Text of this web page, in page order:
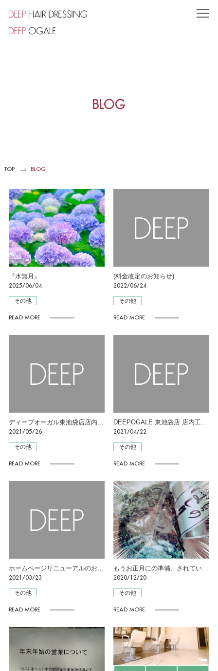
小竹向原店
VOICE
COUPON
BLOG
NEWS
BLOG
TOP BLOG
『水無月』
2025/06/04
その他
READ MORE
(料金改定のお知らせ)
2022/06/24
その他
READ MORE
2021/05/26
その他
READ MORE
2021/04/22
その他
READ MORE
2021/03/23
その他
READ MORE
もうお正月にの準備、されているそうなんです(>_
2020/12/20
その他
READ MORE